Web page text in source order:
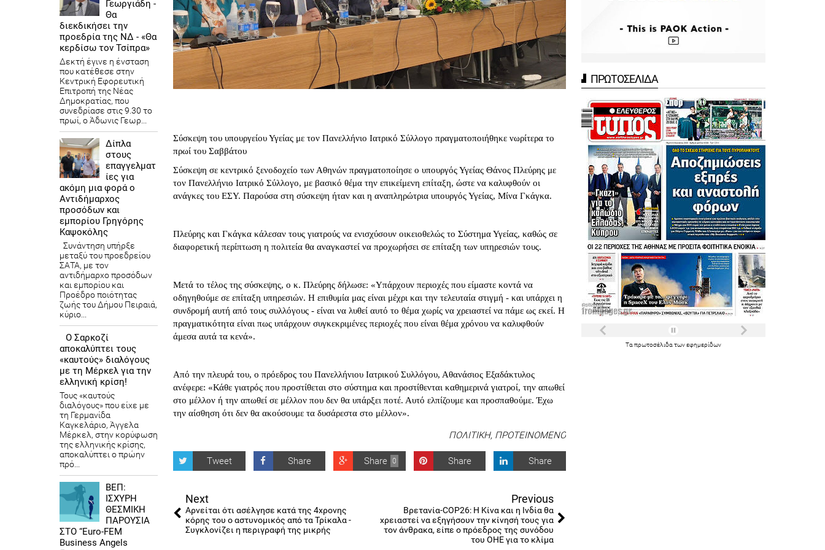
Σύσκεψη του υπουργείου Υγείας με τον Πανελλήνιο Ιατρικό Σύλλογο πραγματοποιήθηκε νωρίτερα το
πρωί του Σαββάτου
Σύσκεψη σε κεντρικό ξενοδοχείο των Αθηνών πραγματοποίησε ο υπουργός Υγείας Θάνος Πλεύρης με
τον Πανελλήνιο Ιατρικό Σύλλογο, με βασικό θέμα την επικείμενη επίταξη, ώστε να καλυφθούν οι
ανάγκες του ΕΣΥ. Παρούσα στη σύσκεψη ήταν και η αναπληρώτρια υπουργός Υγείας, Μίνα Γκάγκα.
Πλεύρης και Γκάγκα κάλεσαν τους γιατρούς να ενισχύσουν οικειοθελώς το Σύστημα Υγείας, καθώς σε
διαφορετική περίπτωση η πολιτεία θα αναγκαστεί να προχωρήσει σε επίταξη των υπηρεσιών τους.
Μετά το τέλος της σύσκεψης, ο κ. Πλεύρης δήλωσε: «Υπάρχουν περιοχές που είμαστε κοντά να
οδηγηθούμε σε επίταξη υπηρεσιών. Η επιθυμία μας είναι μέχρι και την τελευταία στιγμή - και υπάρχει η
συνδρομή αυτή από τους συλλόγους - είναι να λυθεί αυτό το θέμα χωρίς να χρειαστεί να πάμε ως εκεί. Η
πραγματικότητα είναι πως υπάρχουν συγκεκριμένες περιοχές που είναι θέμα χρόνου να καλυφθούν
άμεσα αυτά τα κενά».
Από την πλευρά του, ο πρόεδρος του Πανελλήνιου Ιατρικού Συλλόγου, Αθανάσιος Εξαδάκτυλος
ανέφερε: «Κάθε γιατρός που προστίθεται στο σύστημα και προστίθενται καθημερινά γιατροί, την απωθεί
στο μέλλον ή την απωθεί σε μέλλον που δεν θα υπάρξει ποτέ. Αυτό ελπίζουμε και προσπαθούμε. Έχω
την αίσθηση ότι δεν θα ακούσουμε τα δυσάρεστα στο μέλλον».
ΠΟΛΙΤΙΚΗ, ΠΡΟΤΕΙΝΟΜΕΝΟ
Tweet Share 0
Share Share Share
Next
Αρνείται ότι ασέλγησε κατά της 4χρονης
κόρης του ο αστυνομικός από τα Τρίκαλα -
Συγκλονίζει η περιγραφή της μικρής
Previous
Βρετανία-COP26: Η Κίνα και η Ινδία θα
χρειαστεί να εξηγήσουν την κίνησή τους για
τον άνθρακα, είπε ο πρόεδρος της συνόδου
του ΟΗΕ για το κλίμα
ΠΡΩΤΟΣΕΛΙΔΑ
Τα πρωτοσέλιδα τωνεφημερίδων
Γεωργιάδη -
Θα
διεκδικήσει την
προεδρία της ΝΔ - «Θα
κερδίσω τον Τσίπρα»
Δεκτή έγινε η ένσταση
που κατέθεσε στην
Κεντρική Εφορευτική
Επιτροπή της Νέας
Δημοκρατίας, που
συνεδρίασε στις 9.30 το
πρωί, ο Άδωνις Γεωρ...
Δίπλα
στους
επαγγελματ
ίες για
ακόμη μια φορά ο
Αντιδήμαρχος
προσόδων και
εμπορίου Γρηγόρης
Καψοκόλης
Συνάντηση υπήρξε
μεταξύ του προεδρείου
ΣΑΤΑ, με τον
αντιδήμαρχο προσόδων
και εμπορίου και
Προέδρο ποιότητας
ζωής του Δήμου Πειραιά,
κύριο...
Ο Σαρκοζί
αποκαλύπτει τους
«καυτούς» διαλόγους
με τη Μέρκελ για την
ελληνική κρίση!
Τους «καυτούς
διαλόγους» που είχε με
τη Γερμανίδα
Καγκελάριο, Άγγελα
Μέρκελ, στην κορύφωση
της ελληνικής κρίσης,
αποκαλύπτει ο πρώην
πρό...
ΒΕΠ:
ΙΣΧΥΡΗ
ΘΕΣΜΙΚΗ
ΠΑΡΟΥΣΙΑ
ΣΤΟ “Euro-FEM
Business Angels